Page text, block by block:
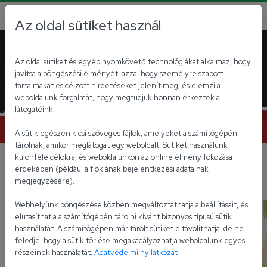
Ismerd meg az Univer
fantasztikus ízvilágát!
Kiemelt termékek
Az oldal sütiket használ
Az oldal sütiket és egyéb nyomkövető technológiákat alkalmaz, hogy
javítsa a böngészési élményét, azzal hogy személyre szabott
tartalmakat és célzott hirdetéseket jelenít meg, és elemzi a
weboldalunk forgalmát, hogy megtudjuk honnan érkeztek a
látogatóink.
A sütik egészen kicsi szöveges fájlok, amelyeket a számítógépén
tárolnak, amikor meglátogat egy weboldalt. Sütiket használunk
különféle célokra, és weboldalunkon az online élmény fokozása
érdekében (például a fiókjának bejelentkezési adatainak
megjegyzésére).
Webhelyünk böngészése közben megváltoztathatja a beállításait, és
elutasíthatja a számítógépén tárolni kívánt bizonyos típusú sütik
használatát. A számítógépen már tárolt sütiket eltávolíthatja, de ne
feledje, hogy a sütik törlése megakadályozhatja weboldalunk egyes
részeinek használatát. Adatvédelmi nyilatkozat